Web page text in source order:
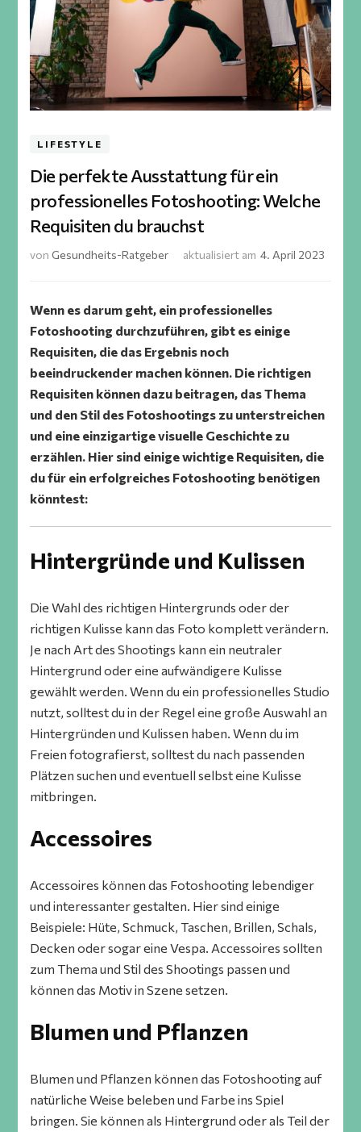
LIFESTYLE
Die perfekte Ausstattung für ein
professionelles Fotoshooting: Welche
Requisiten du brauchst
von Gesundheits-Ratgeber aktualisiert am 4. April 2023
Wenn es darum geht, ein professionelles
Fotoshooting durchzuführen, gibt es einige
Requisiten, die das Ergebnis noch
beeindruckender machen können. Die richtigen
Requisiten können dazu beitragen, das Thema
und den Stil des Fotoshootings zu unterstreichen
und eine einzigartige visuelle Geschichte zu
erzählen. Hier sind einige wichtige Requisiten, die
du für ein erfolgreiches Fotoshooting benötigen
könntest:
Hintergründe und Kulissen
Die Wahl des richtigen Hintergrunds oder der
richtigen Kulisse kann das Foto komplett verändern.
Je nach Art des Shootings kann ein neutraler
Hintergrund oder eine aufwändigere Kulisse
gewählt werden. Wenn du ein professionelles Studio
nutzt, solltest du in der Regel eine große Auswahl an
Hintergründen und Kulissen haben. Wenn du im
Freien fotografierst, solltest du nach passenden
Plätzen suchen und eventuell selbst eine Kulisse
mitbringen.
Accessoires
Accessoires können das Fotoshooting lebendiger
und interessanter gestalten. Hier sind einige
Beispiele: Hüte, Schmuck, Taschen, Brillen, Schals,
Decken oder sogar eine Vespa. Accessoires sollten
zum Thema und Stil des Shootings passen und
können das Motiv in Szene setzen.
Blumen und Pflanzen
Blumen und Pflanzen können das Fotoshooting auf
natürliche Weise beleben und Farbe ins Spiel
bringen. Sie können als Hintergrund oder als Teil der